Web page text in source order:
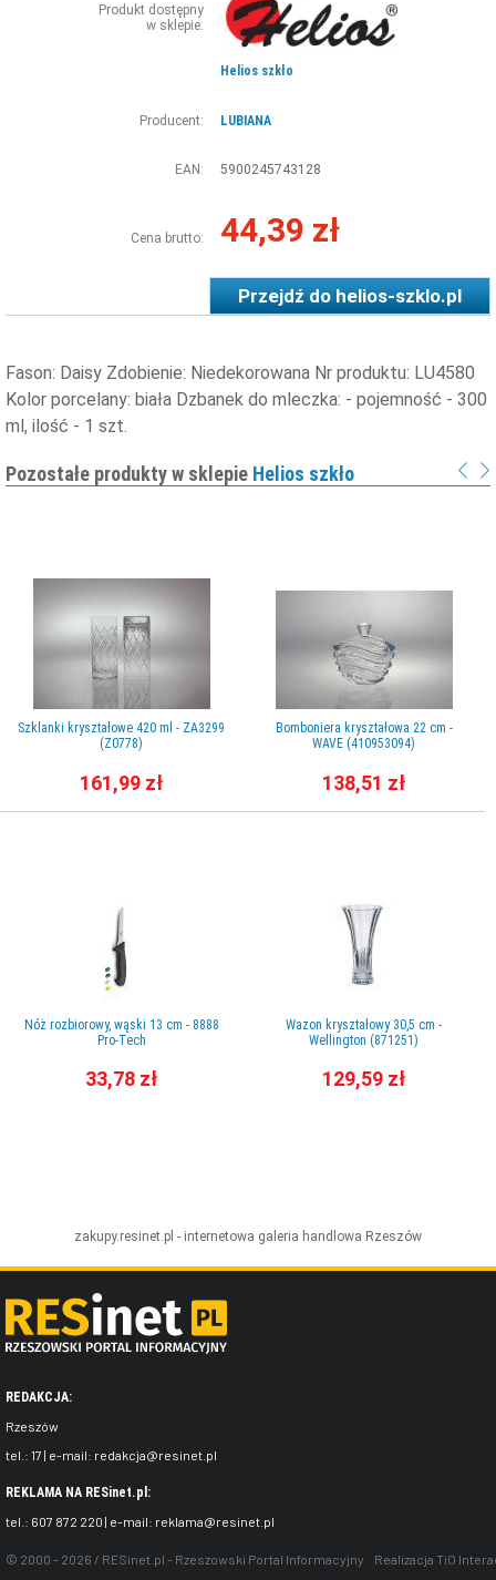
Produkt dostępny
w sklepie:
Helios szkło
Producent: LUBIANA
EAN: 5900245743128
Cena brutto: 44,39 zł
Przejdź dohelios-szklo.pl
Fason: Daisy Zdobienie: Niedekorowana Nr produktu: LU4580
Kolor porcelany: biała Dzbanek do mleczka: - pojemność - 300
ml, ilość - 1 szt.
Pozostałe produkty w sklepie Helios szkło
Szklanki kryształowe 420 ml - ZA3299
(Z0778)
161,99 zł
Nóż rozbiorowy, wąski 13 cm - 8888
Pro-Tech
33,78 zł
Bomboniera kryształowa 22 cm -
WAVE (410953094)
138,51 zł
Wazon kryształowy 30,5 cm -
Wellington (871251)
129,59 zł
zakupy.resinet.pl - internetowa galeria handlowa Rzeszów
REDAKCJA:
Rzeszów
tel.: 17 | e-mail: redakcja@resinet.pl
REKLAMA NA RESinet.pl:
tel.: 607 872 220 | e-mail: reklama@resinet.pl
© 2000 - 2026 / RESinet.pl - Rzeszowski Portal Informacyjny Realizacja TiO